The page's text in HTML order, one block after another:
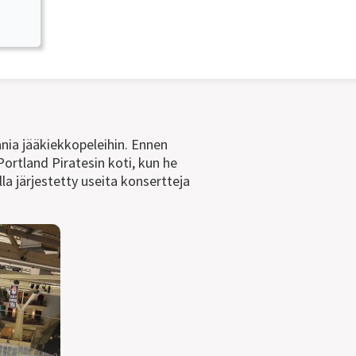
jääkiekkopeleihin. Ennen
Piratesin koti, kun he
järjestetty useita konsertteja